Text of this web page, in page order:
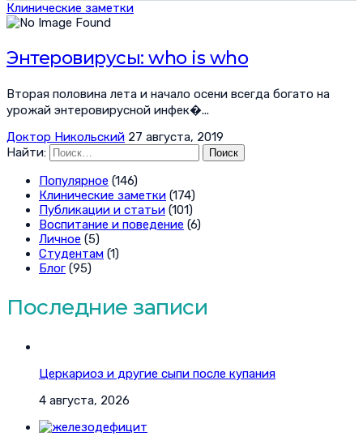
Клинические заметки
Энтеровирусы: who is who
Вторая половина лета и начало осени всегда богато на
урожай энтеровирусной инфек�...
Доктор Никольский 27 августа, 2019
Найти:
Популярное (146)
Клинические заметки (174)
Публикации и статьи (101)
Воспитание и поведение (6)
Личное (5)
Студентам (1)
Блог (95)
Последние записи
Церкариоз и другие сыпи после купания
4 августа, 2026